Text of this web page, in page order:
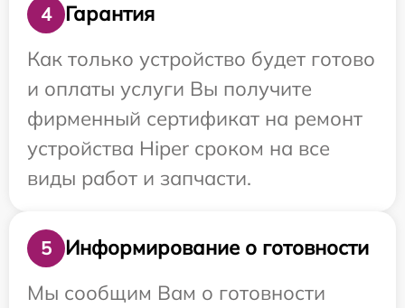
4
Гарантия
Как только устройство будет готово
и оплаты услуги Вы получите
фирменный сертификат на ремонт
устройства Hiper сроком на все
виды работ и запчасти.
5
Информирование о готовности
Мы сообщим Вам о готовности